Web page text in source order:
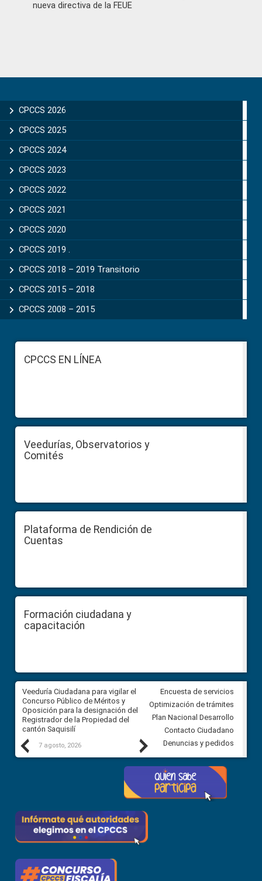
nueva directiva de la FEUE
Sidebar
CPCCS 2026
CPCCS 2025
CPCCS 2024
CPCCS 2023
CPCCS 2022
CPCCS 2021
CPCCS 2020
CPCCS 2019 .
CPCCS 2018 – 2019 Transitorio
CPCCS 2015 – 2018
CPCCS 2008 – 2015
FooterCPCCS EN LÍNEA
Veedurías, Observatorios y
Comités
Plataforma de Rendición de
Cuentas
Formación ciudadana y
capacitación
Previous
Veeduría Ciudadana para vigilar el
Concurso Público de Méritos y
Oposición para la designación del
Registrador de la Propiedad del
cantón Saquisilí
7 agosto, 2026
Veeduría Ciudadana para
construcción del asfaltado de
Ballenita del cantón Santa
7 agosto, 2026
Next
Encuesta de servicios
Optimización de trámites
Plan Nacional Desarrollo
Contacto Ciudadano
Denuncias y pedidos